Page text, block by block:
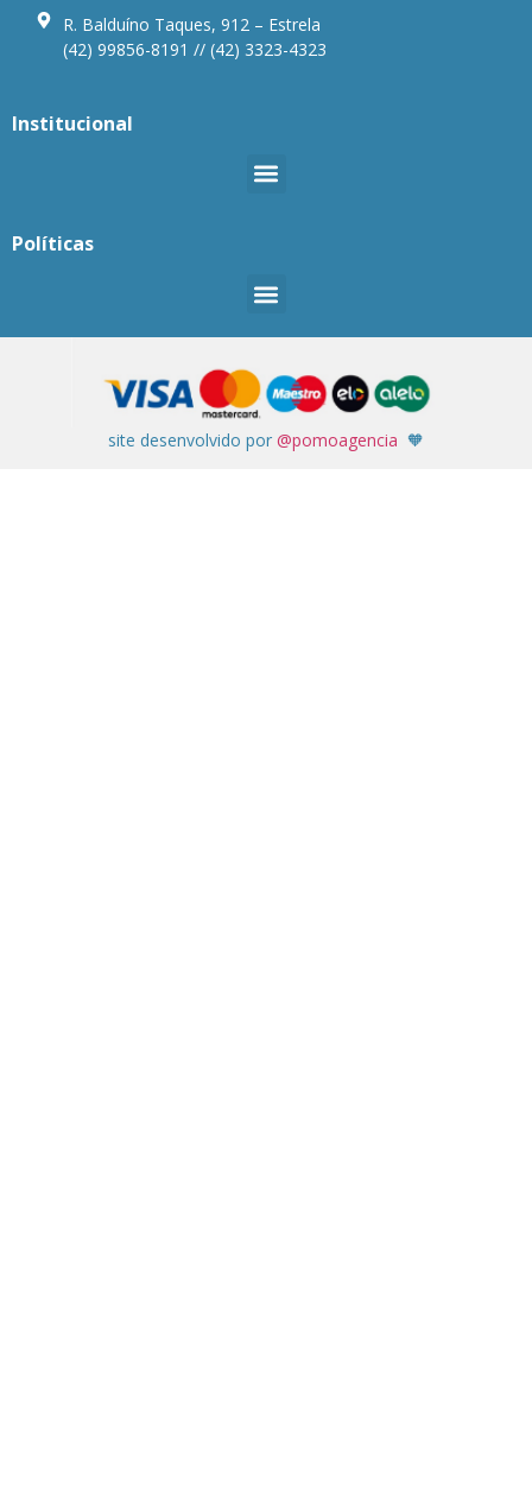
R. Balduíno Taques, 912 – Estrela
(42) 99856-8191 // (42) 3323-4323
Institucional
Políticas
site desenvolvido por @pomoagencia 🧡